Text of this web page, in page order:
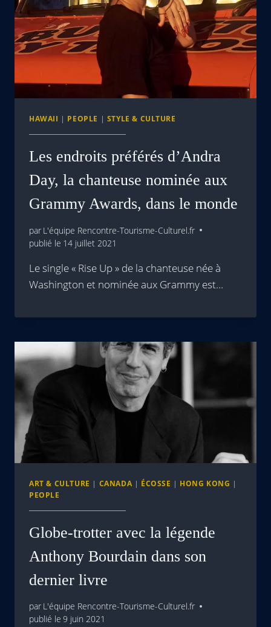
HAWAII | PEOPLE | STYLE & CULTURE
Les endroits préférés d’Andra
Day, la chanteuse nominée aux
Grammy Awards, dans le monde
par L'équipe Rencontre-Tourisme-Culturel.fr
publié le 14 juillet 2021
Le single « Rise Up » de la chanteuse née à
Washington et nominée aux Grammy est…
ART & CULTURE | CANADA | ÉCOSSE | HONG KONG |
PEOPLE
Globe-trotter avec la légende
Anthony Bourdain dans son
dernier livre
par L'équipe Rencontre-Tourisme-Culturel.fr
publié le 9 juin 2021